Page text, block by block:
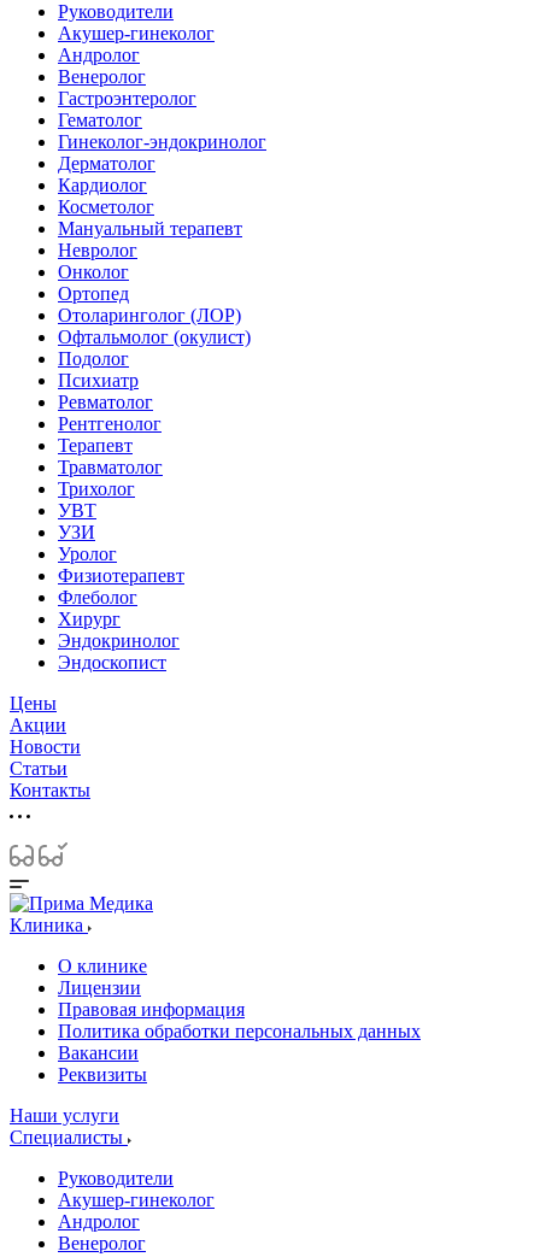
Руководители
Акушер-гинеколог
Андролог
Венеролог
Гастроэнтеролог
Гематолог
Гинеколог-эндокринолог
Дерматолог
Кардиолог
Косметолог
Мануальный терапевт
Невролог
Онколог
Ортопед
Отоларинголог (ЛОР)
Офтальмолог (окулист)
Подолог
Психиатр
Ревматолог
Рентгенолог
Терапевт
Травматолог
Трихолог
УВТ
УЗИ
Уролог
Физиотерапевт
Флеболог
Хирург
Эндокринолог
Эндоскопист
Цены
Акции
Новости
Статьи
Контакты
Клиника
О клинике
Лицензии
Правовая информация
Политика обработки персональных данных
Вакансии
Реквизиты
Наши услуги
Специалисты
Руководители
Акушер-гинеколог
Андролог
Венеролог